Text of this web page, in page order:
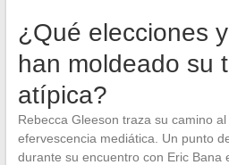
¿Qué elecciones
han moldeado su
atípica?
Rebecca Gleeson traza su camino
efervescencia mediática. Un punto
durante su encuentro con Eric Bana